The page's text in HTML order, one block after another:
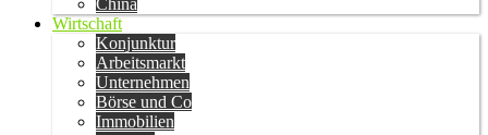
China
Wirtschaft
Konjunktur
Arbeitsmarkt
Unternehmen
Börse und Co
Immobilien